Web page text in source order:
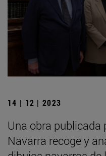
14 | 12 | 2023
Una obra publicada
Navarra recoge y